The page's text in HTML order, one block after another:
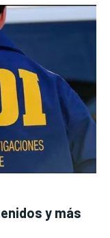
y más